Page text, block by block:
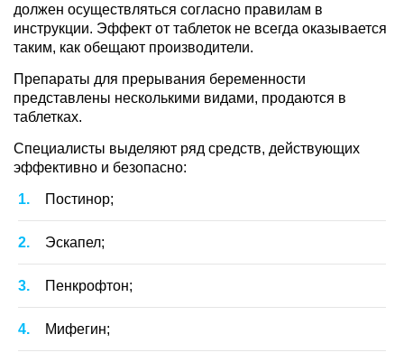
должен осуществляться согласно правилам в
инструкции. Эффект от таблеток не всегда оказывается
таким, как обещают производители.
Препараты для прерывания беременности
представлены несколькими видами, продаются в
таблетках.
Специалисты выделяют ряд средств, действующих
эффективно и безопасно:
Постинор;
Эскапел;
Пенкрофтон;
Мифегин;